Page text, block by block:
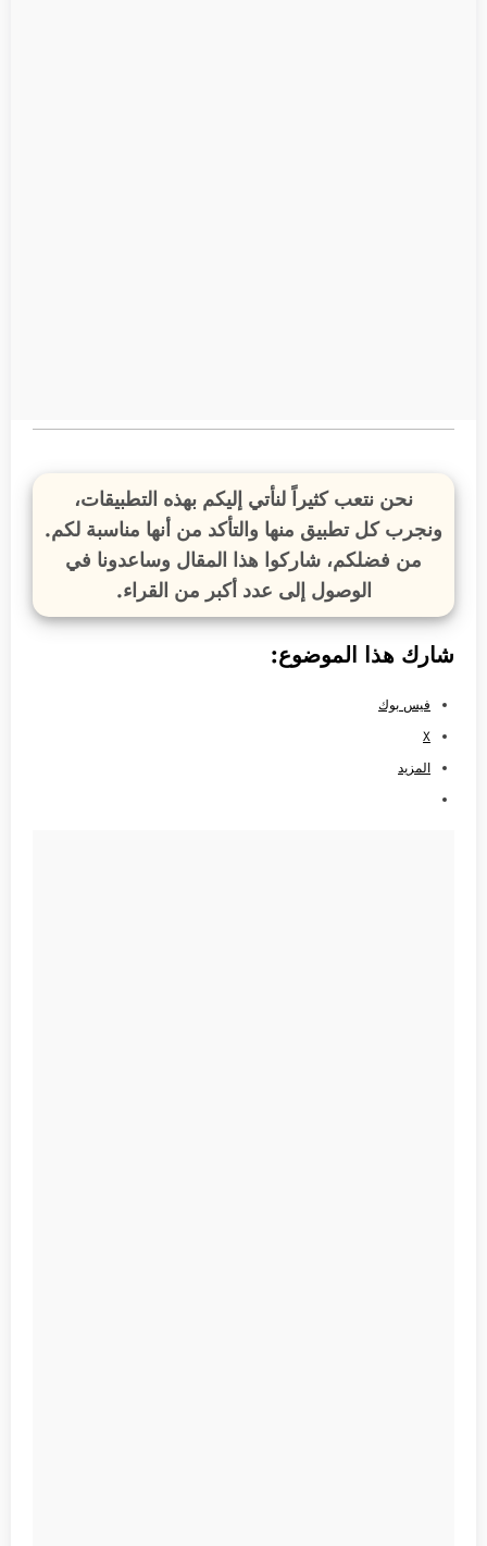
نحن نتعب كثيراً لنأتي إليكم بهذه التطبيقات،
ونجرب كل تطبيق منها والتأكد من أنها مناسبة لكم.
من فضلكم، شاركوا هذا المقال وساعدونا في
الوصول إلى عدد أكبر من القراء.
شارك هذا الموضوع:
فيس بوك
X
المزيد